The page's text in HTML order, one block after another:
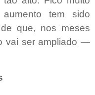
tem sido
que, nos meses
vai ser ampliado —